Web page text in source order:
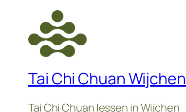
Tai Chi Chuan Wijchen
Tai Chi Chuan lessen in Wijchen